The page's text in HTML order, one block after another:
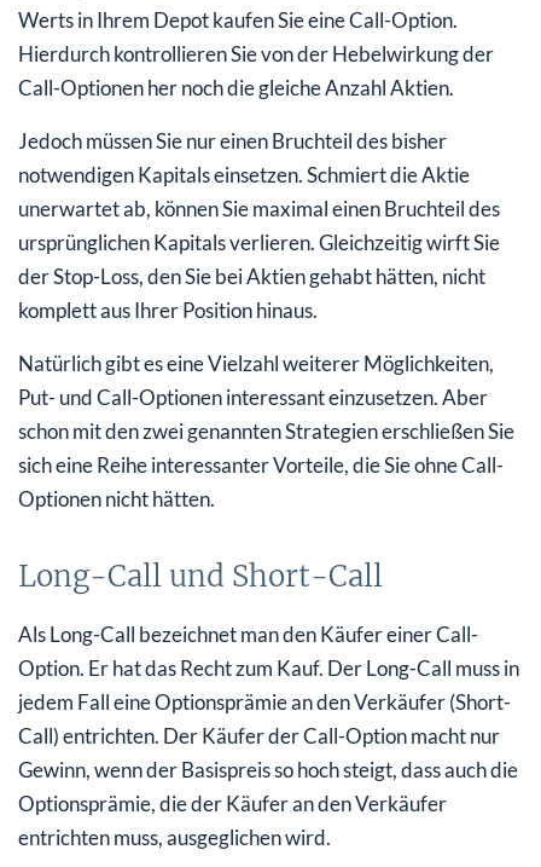
Werts in Ihrem Depot kaufen Sie eine Call-Option.
Hierdurch kontrollieren Sie von der Hebelwirkung der
Call-Optionen her noch die gleiche Anzahl Aktien.
Jedoch müssen Sie nur einen Bruchteil des bisher
notwendigen Kapitals einsetzen. Schmiert die Aktie
unerwartet ab, können Sie maximal einen Bruchteil des
ursprünglichen Kapitals verlieren. Gleichzeitig wirft Sie
der Stop-Loss, den Sie bei Aktien gehabt hätten, nicht
komplett aus Ihrer Position hinaus.
Natürlich gibt es eine Vielzahl weiterer Möglichkeiten,
Put- und Call-Optionen interessant einzusetzen. Aber
schon mit den zwei genannten Strategien erschließen Sie
sich eine Reihe interessanter Vorteile, die Sie ohne Call-
Optionen nicht hätten.
Long-Call und Short-Call
Als Long-Call bezeichnet man den Käufer einer Call-
Option. Er hat das Recht zum Kauf. Der Long-Call muss in
jedem Fall eine Optionsprämie an den Verkäufer (Short-
Call) entrichten. Der Käufer der Call-Option macht nur
Gewinn, wenn der Basispreis so hoch steigt, dass auch die
Optionsprämie, die der Käufer an den Verkäufer
entrichten muss, ausgeglichen wird.